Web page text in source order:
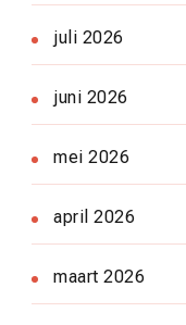
juli 2026
juni 2026
mei 2026
april 2026
maart 2026